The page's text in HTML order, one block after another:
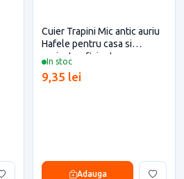
In stoc
Cuier Trapini Mic antic auriu
Hafele pentru casa si
proiecte eficiente
9,35 lei
Adauga